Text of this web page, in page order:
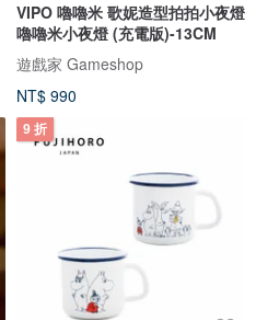
VIPO 嚕嚕米 歌妮造型拍拍小夜燈
嚕嚕米小夜燈 (充電版)-13CM
遊戲家 Gameshop
NT$ 990
9 折